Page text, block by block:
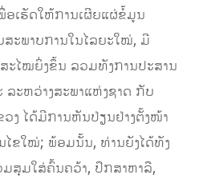
ອເຮັດໃຫ້ການເຜີຍແຜ່ຂໍ້ມູນ
ະພາບການໃນໄລຍະໃໝ່, ມີ
ະໄໝຍິ່ງຂຶ້ນ ລວມທັງການປະສານ
ລະຫວ່າງສະພາແຫ່ງຊາດ ກັບ
ງ ໄດ້ມີການຫັນປ່ຽນຢ່າງຕັ້ງໜ້າ
ໄຂໃໝ່; ພ້ອມນັ້ນ, ທ່ານຍັງໄດ້ທັງ
ສຸມໃສ່ຄົ້ນຄວ້າ, ປຶກສາຫາລື,